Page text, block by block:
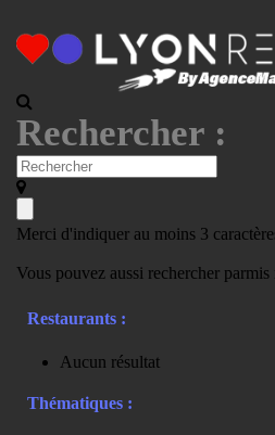
Rechercher :
Merci d'indiquer au moins 3
Vous pouvez aussi rechercher
Restaurants :
Aucun résultat
Thématiques :